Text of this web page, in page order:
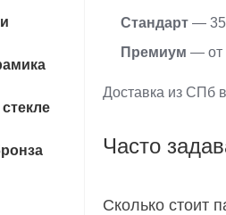
Стандарт — 35
Премиум — от
Доставка из СПб
Часто
Сколько стоит